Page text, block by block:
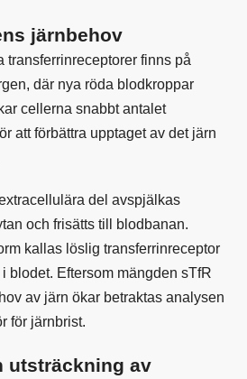
järnbehov
transferrinreceptorer finns på
där nya röda blodkroppar
cellerna snabbt antalet
att förbättra upptaget av det järn
del avspjälkas
och frisätts till blodbanan.
kallas löslig transferrinreceptor
blodet. Eftersom mängden sTfR
av järn ökar betraktas analysen
för järnbrist.
utsträckning av